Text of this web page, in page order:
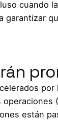
cuando
garantizar
por
están